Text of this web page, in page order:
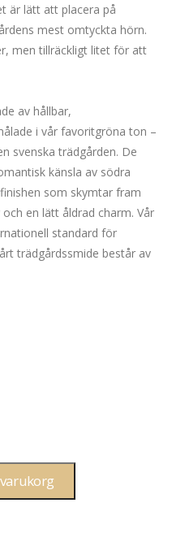
är lätt att placera på
mest omtyckta hörn.
men tillräckligt litet för att
av hållbar,
i vår favoritgröna ton –
svenska trädgården. De
känsla av södra
som skymtar fram
en lätt åldrad charm. Vår
standard för
trädgårdssmide består av